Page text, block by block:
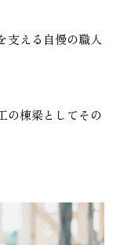
支える自慢の職人
の棟梁としてその